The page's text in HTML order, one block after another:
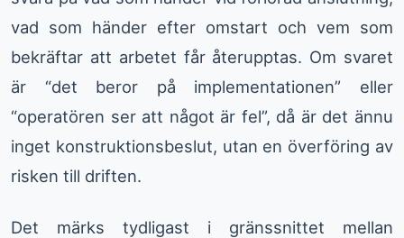
vad som händer efter omstart och vem som
bekräftar att arbetet får återupptas. Om svaret
är “det beror på implementationen” eller
“operatören ser att något är fel”, då är det ännu
inget konstruktionsbeslut, utan en överföring av
risken till driften.
Det märks tydligast i gränssnittet mellan